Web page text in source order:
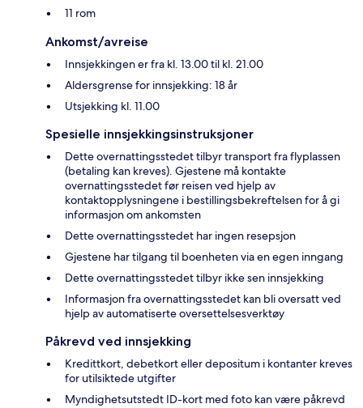
11 rom
Ankomst/avreise
Innsjekkingen er fra kl. 13.00 til kl. 21.00
Aldersgrense for innsjekking: 18 år
Utsjekking kl. 11.00
Spesielle innsjekkingsinstruksjoner
Dette overnattingsstedet tilbyr transport fra flyplassen
(betaling kan kreves). Gjestene må kontakte
overnattingsstedet før reisen ved hjelp av
kontaktopplysningene i bestillingsbekreftelsen for å gi
informasjon om ankomsten
Dette overnattingsstedet har ingen resepsjon
Gjestene har tilgang til boenheten via en egen inngang
Dette overnattingsstedet tilbyr ikke sen innsjekking
Informasjon fra overnattingsstedet kan bli oversatt ved
hjelp av automatiserte oversettelsesverktøy
Påkrevd ved innsjekking
Kredittkort, debetkort eller depositum i kontanter kreves
for utilsiktede utgifter
Myndighetsutstedt ID-kort med foto kan være påkrevd